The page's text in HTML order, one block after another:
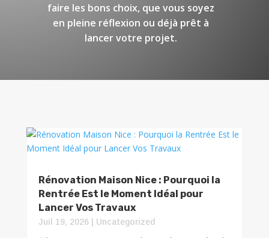
faire les bons choix, que vous soyez
en pleine réflexion ou déjà prêt à
lancer votre projet.
Rénovation Maison Nice : Pourquoi la
Rentrée Est le Moment Idéal pour
Lancer Vos Travaux
Juil 19, 2026| Uncategorized